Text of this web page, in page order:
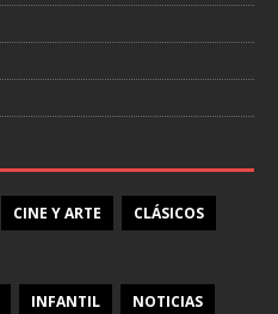
CINE Y ARTE CLÁSICOS
INFANTIL NOTICIAS